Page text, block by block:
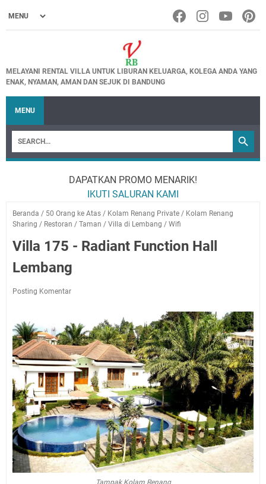
MELAYANI RENTAL VILLA UNTUK LIBURAN KELUARGA, KOLEGA ANDA YANG
ENAK, NYAMAN, AMAN DAN SEJUK DI BANDUNG
MENU
DAPATKAN PROMO MENARIK!
IKUTI SALURAN KAMI
Beranda / 50 Orang ke Atas / Kolam Renang Private / Kolam Renang
Sharing / Restoran / Taman / Villa di Lembang / Wifi
Villa 175 - Radiant Function Hall
Lembang
Posting Komentar
Tampak Kolam Renang